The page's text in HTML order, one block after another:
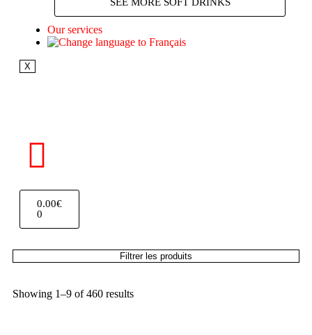
Our services
X
0.00€
0
Filtrer les produits
Showing 1–9 of 460 results